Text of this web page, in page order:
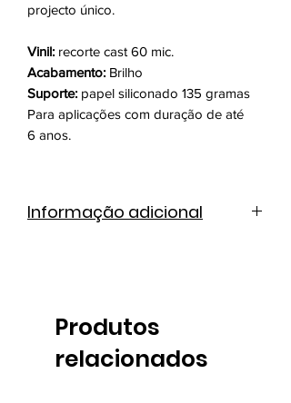
projecto único.
Vinil: recorte cast 60 mic.
Acabamento: Brilho
Suporte: papel siliconado 135 gramas
Para aplicações com duração de até
6 anos.
Informação adicional
Produtos
relacionados